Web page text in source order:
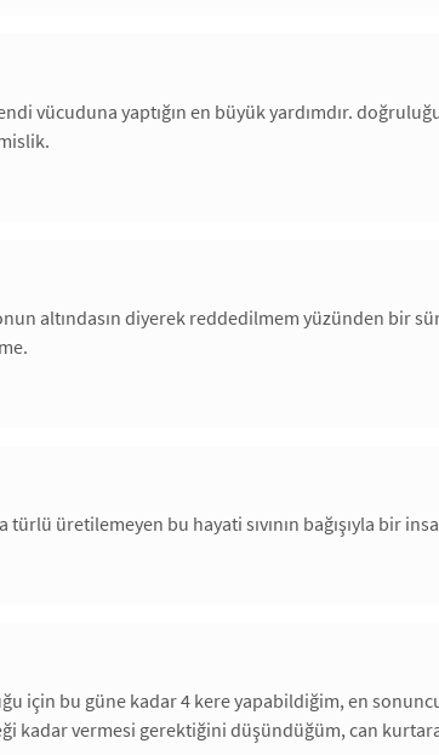
vücuduna yaptığın en büyük yardımdır.
altındasın diyerek reddedilmem yüzünden bir
türlü üretilemeyen bu hayati sıvının bağışıyla bir
için bu güne kadar 4 kere yapabildiğim, en
kadar vermesi gerektiğini düşündüğüm, can